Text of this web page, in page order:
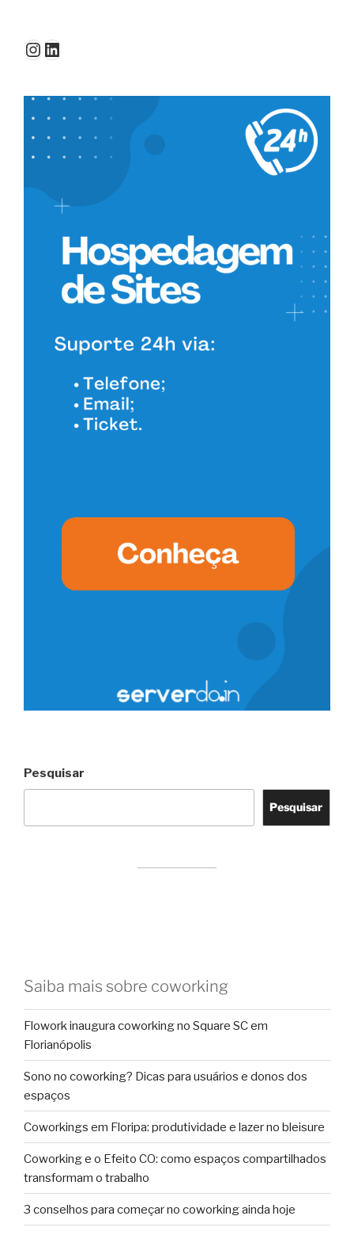
Instagram
LinkedIn
Pesquisar
Pesquisar
Saiba mais sobre coworking
Flowork inaugura coworking no Square SC em
Florianópolis
Sono no coworking? Dicas para usuários e donos dos
espaços
Coworkings em Floripa: produtividade e lazer no bleisure
Coworking e o Efeito CO: como espaços compartilhados
transformam o trabalho
3 conselhos para começar no coworking ainda hoje